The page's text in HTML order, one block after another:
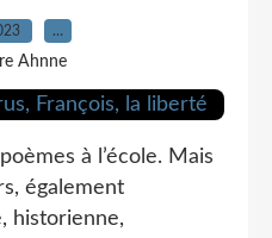
…
Ahnne
à l’école. Mais
également
historienne,